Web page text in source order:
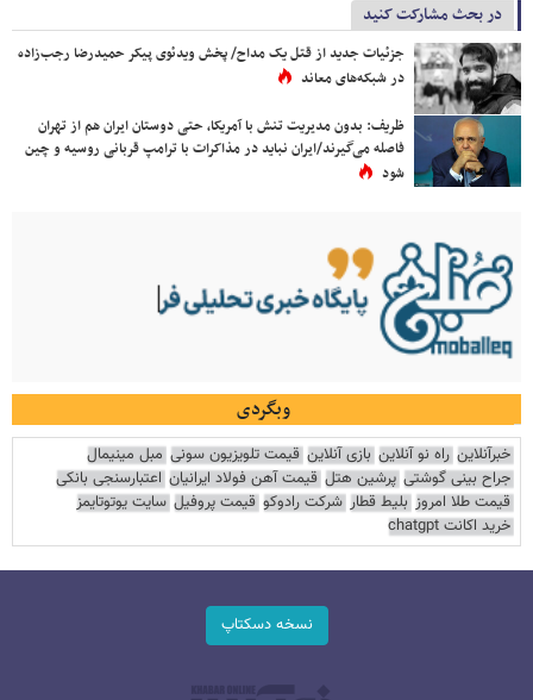
در بحث مشارکت کنید
جزئیات جدید از قتل یک مداح/ پخش ویدئوی پیکر حمیدرضا رجب‌زاده
در شبکه‌های معاند
ظریف: بدون مدیریت تنش با آمریکا، حتی دوستان ایران هم از تهران
فاصله می‌گیرند/ایران نباید در مذاکرات با ترامپ قربانی روسیه و چین
شود
وبگردی
خبرآنلاین راه نو آنلاین بازی آنلاین قیمت تلویزیون سونی مبل مینیمال
جراح بینی گوشتی پرشین هتل قیمت آهن فولاد ایرانیان اعتبارسنجی بانکی
قیمت طلا امروز بلیط قطار شرکت رادوکو قیمت پروفیل سایت یوتوتایمز
خرید اکانت chatgpt
نسخه دسکتاپ